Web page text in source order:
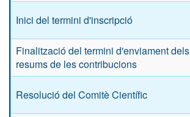
Inici del termini d'inscripció
Finalització del termini d'enviament dels
resums de les contribucions
Resolució del Comitè Científic